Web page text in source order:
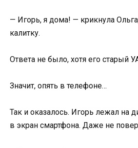
— Игорь, я дома! — крикнула
калитку.
Ответа не было, хотя его старый
Значит, опять в телефоне…
Так и оказалось. Игорь лежал на
в экран смартфона. Даже не